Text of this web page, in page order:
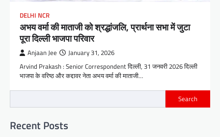
DELHI NCR
अभय वर्मा की माताजी को श्रद्धांजलि, प्रार्थना सभा में जुटा
पूरा दिल्ली भाजपा परिवार
Anjaan Jee January 31, 2026
Arvind Prakash : Senior Correspondent दिल्ली, 31 जनवरी 2026 दिल्ली
भाजपा के वरिष्ठ और कद्दावर नेता अभय वर्मा की माताजी…
Search
Recent Posts